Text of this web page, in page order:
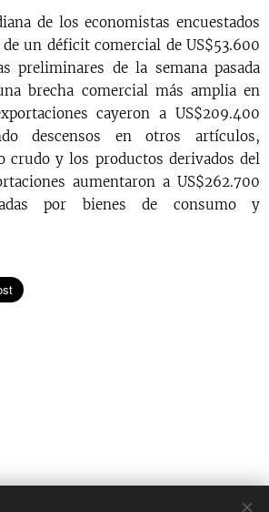
de los economistas encuestados
un déficit comercial de US$53.600
preliminares de la semana pasada
brecha comercial más amplia en
cayeron a US$209.400
descensos en otros artículos,
crudo y los productos derivados del
aumentaron a US$262.700
por bienes de consumo y